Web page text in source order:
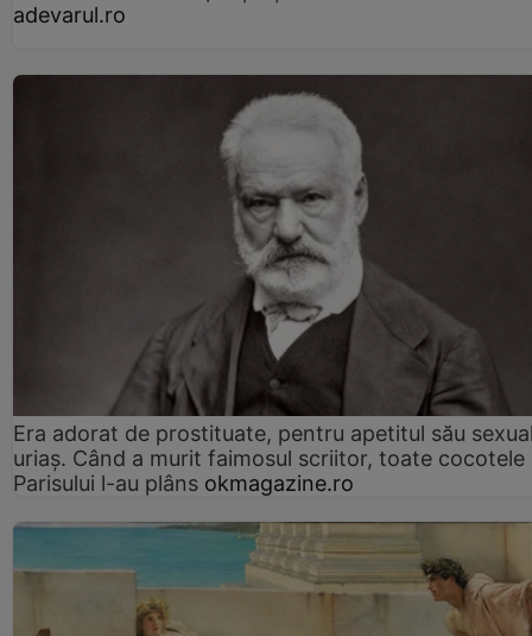
adevarul.ro
Era adorat de prostituate, pentru apetitul său
uriaș. Când a murit faimosul scriitor, toate cocotele
Parisului l-au plâns okmagazine.ro